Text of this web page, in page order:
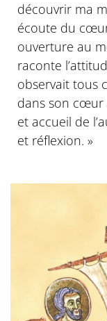
découvrir ma
écoute du
ouverture au
raconte
observait tous
dans son
et accueil de
et réflexion. »